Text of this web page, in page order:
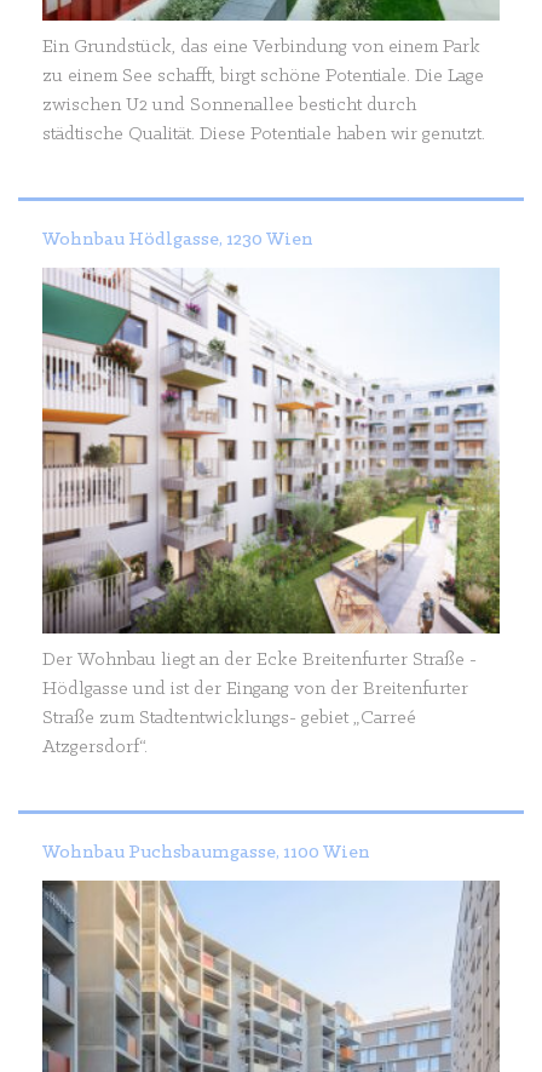
Ein Grundstück, das eine Verbindung von einem Park
zu einem See schafft, birgt schöne Potentiale. Die Lage
zwischen U2 und Sonnenallee besticht durch
städtische Qualität. Diese Potentiale haben wir genutzt.
Wohnbau Hödlgasse, 1230 Wien
Der Wohnbau liegt an der Ecke Breitenfurter Straße -
Hödlgasse und ist der Eingang von der Breitenfurter
Straße zum Stadtentwicklungs- gebiet „Carreé
Atzgersdorf“.
Wohnbau Puchsbaumgasse, 1100 Wien